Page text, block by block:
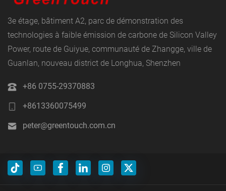
3e étage, bâtiment A2, parc de démonstration des
technologies à faible émission de carbone de Silicon Valley
Power, route de Guiyue, communauté de Zhangge, ville de
Guanlan, nouveau district de Longhua, Shenzhen
+86 0755-29370883
+8613360075499
peter@greentouch.com.cn